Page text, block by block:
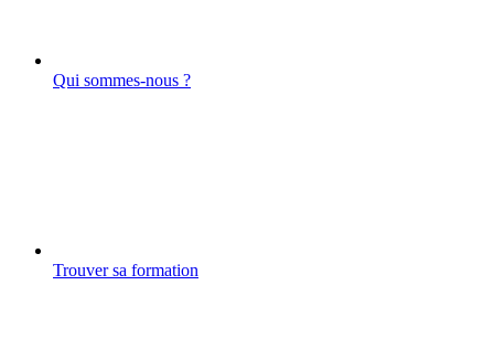
Qui sommes-nous ?
Trouver sa formation